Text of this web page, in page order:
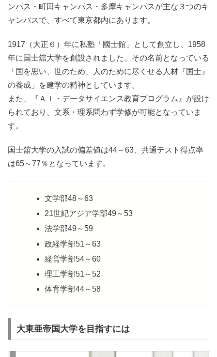
ンパス・町田キャンパス・多摩キャンパスが主な３つのキ
ャンパスで、すべて東京都内にあります。
1917（大正６）年に私塾「國士館」として創立し、1958
年に国士舘大学を創設されました。その名前となっている
「国を思い、世のため、人のために尽くせる人材『国士』
の養成」を建学の精神としています。
また、『ＡＩ・データサイエンス教育プログラム』が設け
られており、文系・理系問わず学修が可能となっていま
す。
国士舘大学の入試の偏差値は44～63、共通テスト得点率
は65～77％となっています。
文学部48～63
21世紀アジア学部49～53
法学部49～59
政経学部51～63
経営学部54～60
理工学部51～52
体育学部44～58
大東亜帝国大学を目指すには